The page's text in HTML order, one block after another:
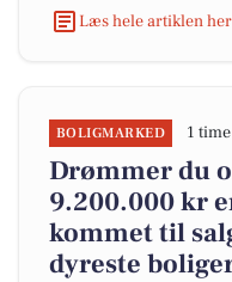
Læs hele artiklen her
BOLIGMARKED 1
Drømmer du
9.200.000 kr
kommet til
dyreste